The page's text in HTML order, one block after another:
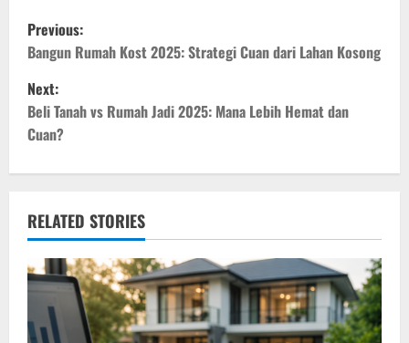
P
o
s
t
n
a
v
i
g
Previous:
Bangun Rumah Kost 2025: Strategi Cuan dari Lahan Kosong
Next:
Beli Tanah vs Rumah Jadi 2025: Mana Lebih Hemat dan
Cuan?
RELATED STORIES